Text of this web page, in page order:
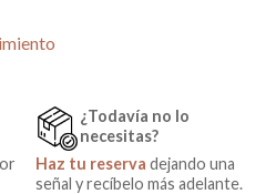
¿Todavía no lo
necesitas?
Haz tu reserva dejando una
señal y recíbelo más adelante.